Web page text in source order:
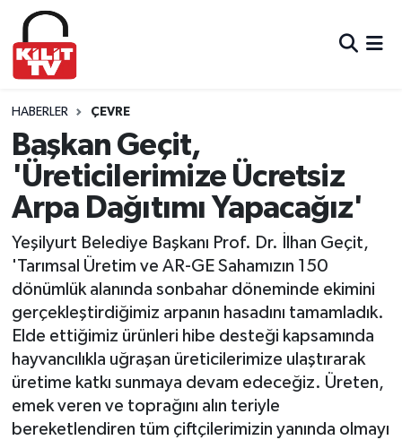
HABERLER ÇEVRE
Başkan Geçit,
'Üreticilerimize Ücretsiz
Arpa Dağıtımı Yapacağız'
Yeşilyurt Belediye Başkanı Prof. Dr. İlhan Geçit,
'Tarımsal Üretim ve AR-GE Sahamızın 150
dönümlük alanında sonbahar döneminde ekimini
gerçekleştirdiğimiz arpanın hasadını tamamladık.
Elde ettiğimiz ürünleri hibe desteği kapsamında
hayvancılıkla uğraşan üreticilerimize ulaştırarak
üretime katkı sunmaya devam edeceğiz. Üreten,
emek veren ve toprağını alın teriyle
bereketlendiren tüm çiftçilerimizin yanında olmayı
Hava Durumu
Trafik Durumu
Süper Lig Puan Durumu ve Fikstür
Tüm Manşetler
Son Dakika Haberleri
Haber Arşivi